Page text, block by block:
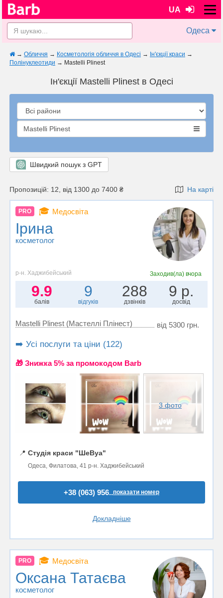
UA
Одеса
→ Обличчя → Косметологія обличчя в Одесі → Ін'єкції краси →
Полінуклеотиди → Mastelli Plinest
Ін'єкції Mastelli Plinest в Одесі
Mastelli Plinest
Швидкий пошук з GPT
Пропозицій: 12, від 1300 до 7400 ₴ На карті
PRO 🎓 Медосвіта
Ірина
косметолог
р-н. Хаджибейський Заходив(ла) вчора
9.9
балів
9
відгуків
288
дзвінків
9 р.
досвід
Mastelli Plinest (Мастеллі Плінест) від 5300 грн.
➡️ Усі послуги та ціни (122)
🎁 Знижка 5% за промокодом Barb
3 фото
📍 Студія краси "ШеВуа"
Одеса, Филатова, 41 р-н. Хаджибейський
+38 (063) 956..показати номер
Докладніше
PRO 🎓 Медосвіта
Оксана Татаєва
косметолог